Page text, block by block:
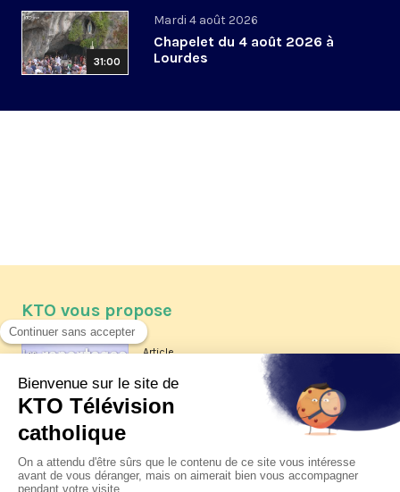
31:00
Mardi 4 août 2026
Chapelet du 4 août 2026 à
Lourdes
KTO vous propose
Article
Les reportages d'été 2026 de KTO
La visite pastorale du pape Léon
XIV à Assise à suivre sur KTO le
jeudi 6 août